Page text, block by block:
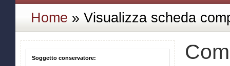
Home » Visualizza scheda
Soggetto conservatore: